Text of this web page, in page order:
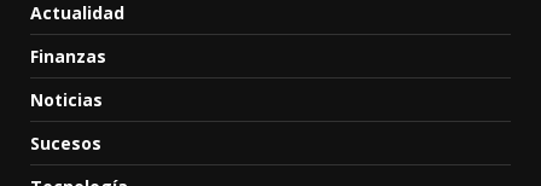
Actualidad
Finanzas
Noticias
Sucesos